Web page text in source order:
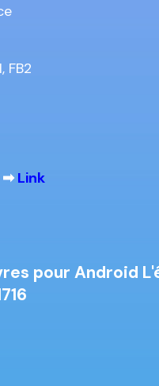
FB2
➡ Link
pour Android